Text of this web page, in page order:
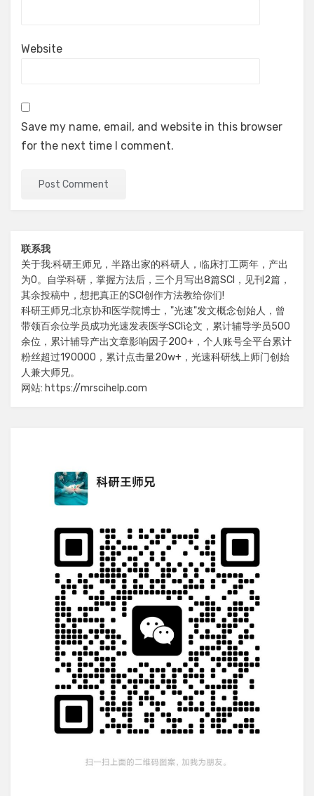
Website
Save my name, email, and website in this browser
for the next time I comment.
联系我
关于我:科研王师兄，半路出家的科研人，临床打工两年，产出
为0。自学科研，掌握方法后，三个月写出8篇SCI，见刊2篇，
其余投稿中，想把真正的SCI创作方法教给你们!
科研王师兄:北京协和医学院博士，"光速"发文概念创始人，曾
带领百余位学员成功光速发表医学SCI论文，累计辅导学员500
余位，累计辅导产出文章影响因子200+，个人账号全平台累计
粉丝超过190000，累计点击量20w+，光速科研线上师门创始
人兼大师兄。
网站: https://mrscihelp.com